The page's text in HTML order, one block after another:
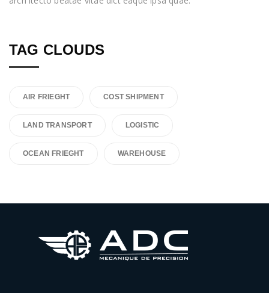
TAG CLOUDS
AIR FRIEGHT COST SHIPMENT
LAND TRANSPORT LOGISTIC
OCEAN FRIEGHT WAREHOUSE